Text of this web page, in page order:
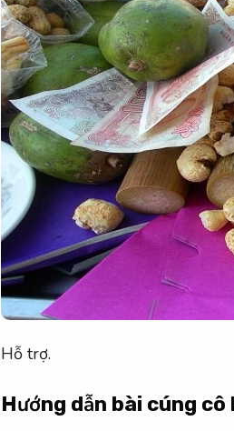
Hỗ trợ.
Hướng dẫn bài cúng